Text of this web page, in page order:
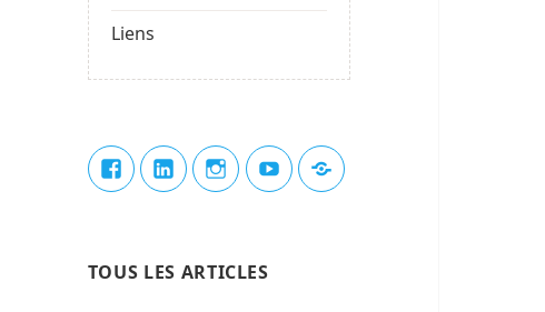
Liens
Élément
de
Élément
de
Élément
de
Élément
de
Élément
du
TOUS LES ARTICLES